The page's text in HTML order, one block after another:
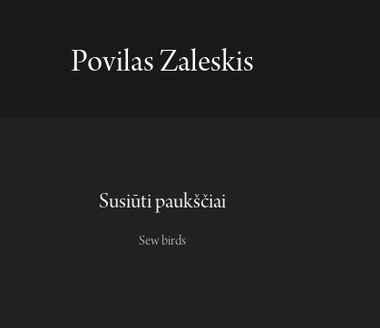
Povilas Zaleskis
Susiūti paukščiai
Sew birds